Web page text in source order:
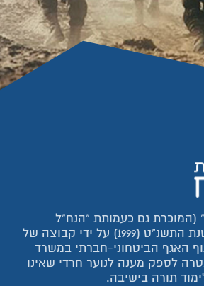
(המוכרת גם כעמותת "הנח"ל
החרדי") הוקמה בשנת התשנ"ט (1999) על ידי קבוצה של
האגף הביטחוני-חברתי במשרד
לספק מענה לנוער חרדי שאינו
תורה בישיבה.